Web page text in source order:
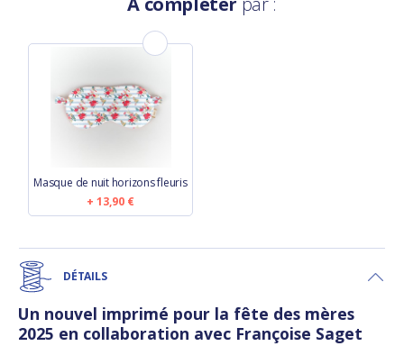
Masque de nuit horizons fleuris
13,90 €
DÉTAILS
Un nouvel imprimé pour la fête des mères
2025 en collaboration avec Françoise Saget